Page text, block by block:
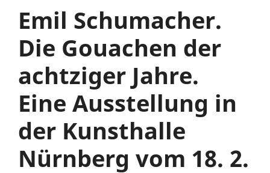
Emil Schumacher.
Die Gouachen der
achtziger Jahre.
Eine Ausstellung in
der Kunsthalle
Nürnberg vom 18. 2.